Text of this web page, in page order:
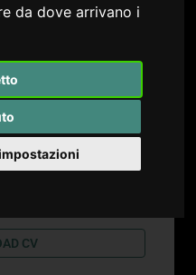
da dove arrivano i
dell'età
CV